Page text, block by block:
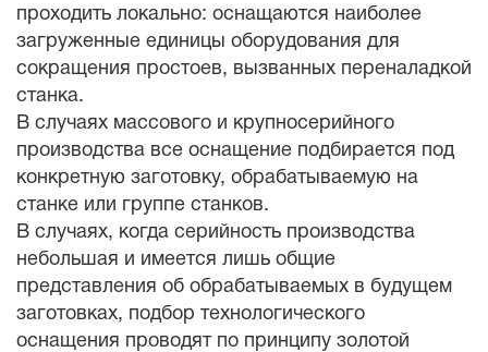
проходить локально: оснащаются наиболее
загруженные единицы оборудования для
сокращения простоев, вызванных переналадкой
станка.
В случаях массового и крупносерийного
производства все оснащение подбирается под
конкретную заготовку, обрабатываемую на
станке или группе станков.
В случаях, когда серийность производства
небольшая и имеется лишь общие
представления об обрабатываемых в будущем
заготовках, подбор технологического
оснащения проводят по принципу золотой